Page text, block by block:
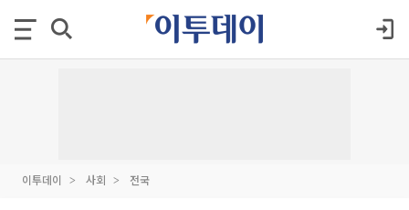
이투데이 사회 전국